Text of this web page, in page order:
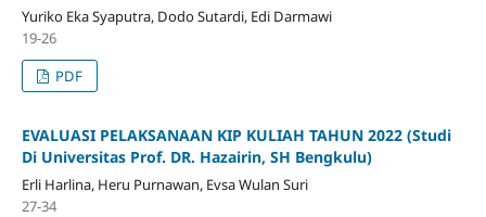
Yuriko Eka Syaputra, Dodo Sutardi, Edi Darmawi
19-26
PDF
EVALUASI PELAKSANAAN KIP KULIAH TAHUN 2022 (Studi
Di Universitas Prof. DR. Hazairin, SH Bengkulu)
Erli Harlina, Heru Purnawan, Evsa Wulan Suri
27-34